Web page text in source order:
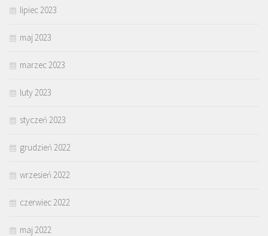
lipiec 2023
maj 2023
marzec 2023
luty 2023
styczeń 2023
grudzień 2022
wrzesień 2022
czerwiec 2022
maj 2022